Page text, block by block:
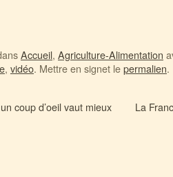
Accueil, Agriculture-Alimentation
, vidéo. Mettre en signet lepermalien.
coup d’oeil vaut mieux
La